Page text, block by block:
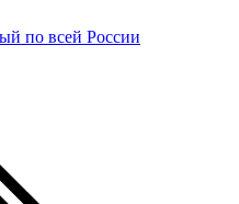
по всей России